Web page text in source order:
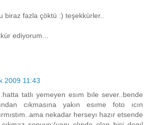
biraz fazla çöktü :) teşekkürler..
ediyorum...
2009 11:43
tatlı yemeyen esım bıle sever..bende
cıkmasına yakın esıme foto ıcın
nekadar herseyı hazır etsende